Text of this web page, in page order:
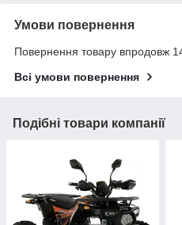
Умови повернення
Повернення товару впродовж
Всі умови повернення
Подібні товари компанії